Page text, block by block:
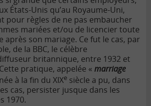
États-Unis qu’au Royaume-Uni,
pour règles de ne pas embaucher
mariées et/ou de licencier toute
après son mariage. Ce fut le cas, par
de la BBC, le célèbre
britannique, entre 1932 et
pratique, appelée « marriage
à la fin du XIXe siècle a pu, dans
cas, persister jusque dans les
1970.